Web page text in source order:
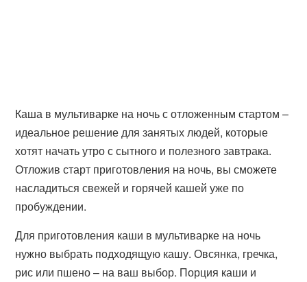
Каша в мультиварке на ночь с отложенным стартом –
идеальное решение для занятых людей, которые
хотят начать утро с сытного и полезного завтрака.
Отложив старт приготовления на ночь, вы сможете
насладиться свежей и горячей кашей уже по
пробуждении.
Для приготовления каши в мультиварке на ночь
нужно выбрать подходящую кашу. Овсянка, гречка,
рис или пшено – на ваш выбор. Порция каши и